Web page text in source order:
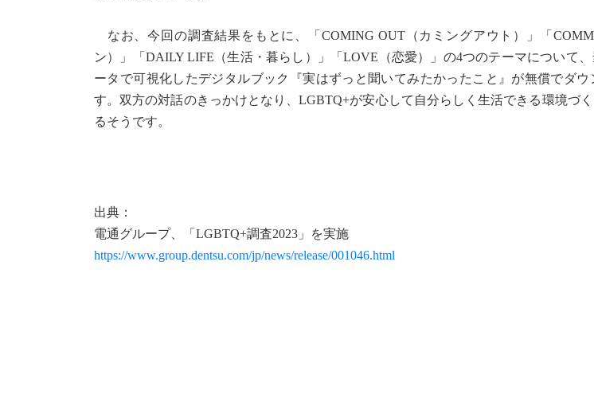
なお、今回の調査結果をもとに、「COMING OUT（カミングアウト）」「
ン）」「DAILY LIFE（生活・暮らし）」「LOVE（恋愛）」の4つのテーマについて
ータで可視化したデジタルブック『実はずっと聞いてみたかったこと』が無償でダ
す。双方の対話のきっかけとなり、LGBTQ+が安心して自分らしく生活できる環境づ
るそうです。
出典：
電通グループ、「LGBTQ+調査2023」を実施
https://www.group.dentsu.com/jp/news/release/001046.html